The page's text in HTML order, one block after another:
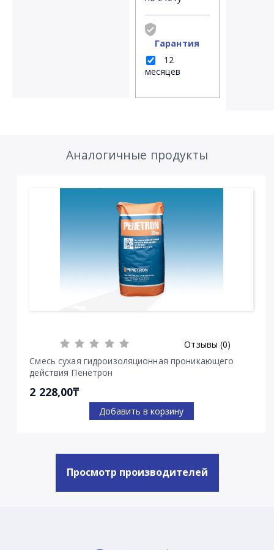
Гарантия
12
месяцев
Аналогичные продукты
Отзывы (0)
Смесь сухая гидроизоляционная проникающего
действия Пенетрон
2 228,00₸
Добавить в корзину
Просмотр производителей